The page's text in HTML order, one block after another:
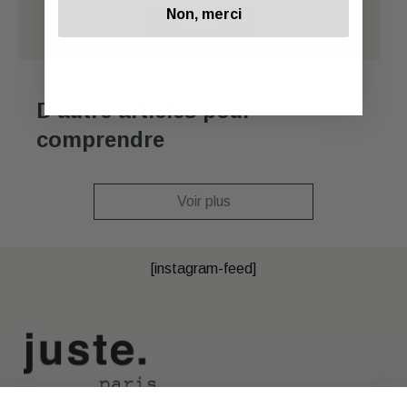
Voir
D'autre articles pour
comprendre
Voir plus
[instagram-feed]
Non, merci